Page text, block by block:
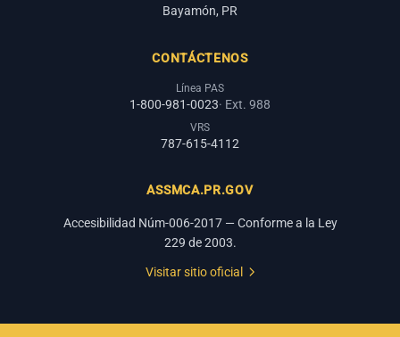
Bayamón, PR
CONTÁCTENOS
Línea PAS
1-800-981-0023· Ext. 988
VRS
787-615-4112
ASSMCA.PR.GOV
Accesibilidad Núm-006-2017 — Conforme a la Ley
229 de 2003.
Visitar sitio oficial